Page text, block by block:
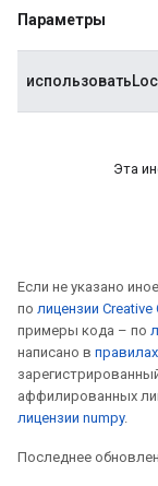
Параметры
Эта
Если не указано
по лицензии
примеры кода – по
написано в
аффилированных
лицензии numpy.
Последнее